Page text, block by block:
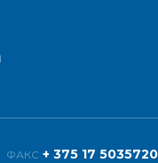
ФАКС + 375 17 5035720